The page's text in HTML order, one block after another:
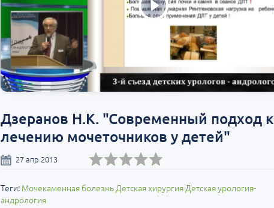
Дзеранов Н.К. "Современный подход к
лечению мочеточников у детей"
27 апр 2013
Теги: Мочекаменная болезнь Детская хирургия Детская урология-
андрология